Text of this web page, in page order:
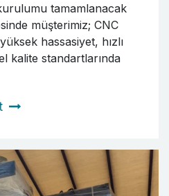
tamamlanacak
müşterimiz; CNC
hassasiyet, hızlı
kalite standartlarında